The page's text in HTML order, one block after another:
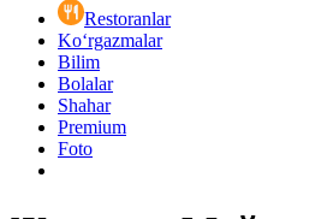
Restoranlar
Ko‘rgazmalar
Bilim
Bolalar
Shahar
Premium
Foto